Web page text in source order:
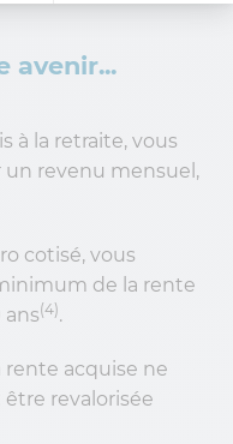
avenir...
à la retraite, vous
un revenu mensuel,
cotisé, vous
de la rente
ans(4).
rente acquise ne
revalorisée